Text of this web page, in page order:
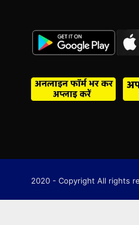
2020 - Copyright All rights